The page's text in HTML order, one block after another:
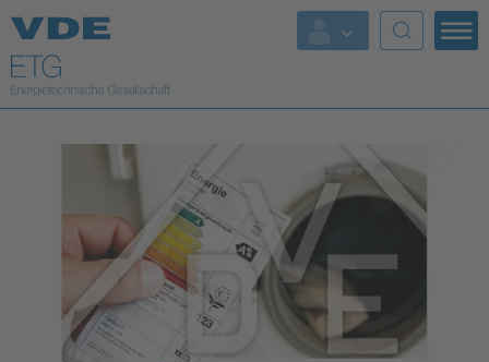
Top Themen
Fokusthemen
AI & Digital Trust
Health